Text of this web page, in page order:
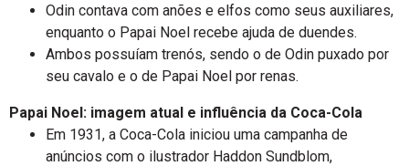
Odin contava com anões e elfos como seus auxiliares,
enquanto o Papai Noel recebe ajuda de duendes.
Ambos possuíam trenós, sendo o de Odin puxado por
seu cavalo e o de Papai Noel por renas.
Papai Noel: imagem atual e influência da Coca-Cola
Em 1931, a Coca-Cola iniciou uma campanha de
anúncios com o ilustrador Haddon Sundblom,